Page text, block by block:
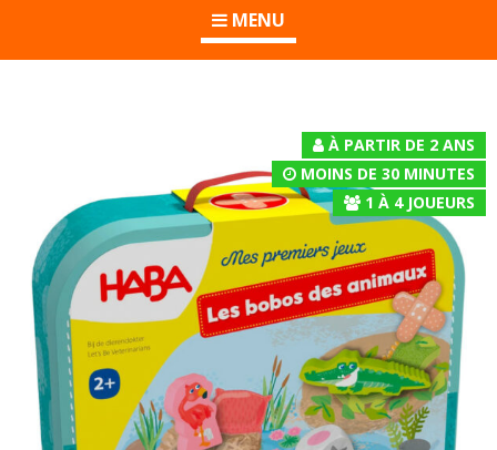
MENU
À PARTIR DE 2 ANS
MOINS DE 30 MINUTES
1 À 4JOUEURS